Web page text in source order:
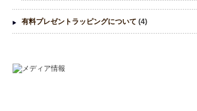
有料プレゼントラッピングについて (4)